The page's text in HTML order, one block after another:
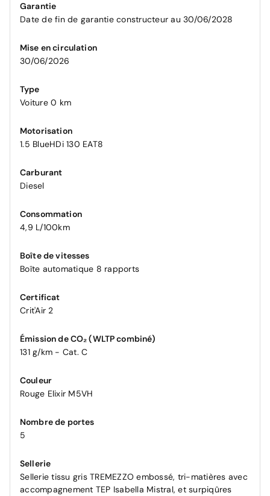
Garantie
Date de fin de garantie constructeur au 30/06/2028
Mise en circulation
30/06/2026
Type
Voiture 0 km
Motorisation
1.5 BlueHDi 130 EAT8
Carburant
Diesel
Consommation
4,9 L/100km
Boîte de vitesses
Boîte automatique 8 rapports
Certificat
Crit'Air 2
Émission de CO₂ (WLTP combiné)
131 g/km - Cat. C
Couleur
Rouge Elixir M5VH
Nombre de portes
5
Sellerie
Sellerie tissu gris TREMEZZO embossé, tri-matières avec
accompagnement TEP Isabella Mistral, et surpiqûres